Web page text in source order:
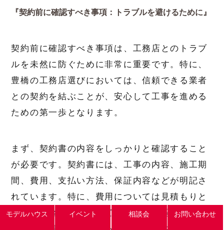
『契約前に確認すべき事項：トラブルを避けるために』
契約前に確認すべき事項は、工務店とのトラブ
ルを未然に防ぐために非常に重要です。特に、
豊橋の工務店選びにおいては、信頼できる業者
との契約を結ぶことが、安心して工事を進める
ための第一歩となります。
まず、契約書の内容をしっかりと確認すること
が必要です。契約書には、工事の内容、施工期
間、費用、支払い方法、保証内容などが明記さ
れています。特に、費用については見積もりと
契約書の金額が一致しているかを確認しましょ
モデルハウス イベント 相談会 お問い合わせ